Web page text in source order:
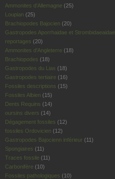
Ammonites d'Allemagne (25)
Loupian (25)
Brachiopodes Bajocien (20)
Gastropodes Aporrhaidae et Strombidaeaidae
reportages (20)
Ammonites d'Angleterre (18)
Brachiopodes (18)
Gastropodes du Lias (18)
Gastropodes tertiaire (16)
Fossiles descriptions (15)
Fossiles Albien (15)
Dents Requins (14)
oursins divers (14)
Dégagement fossiles (12)
fossiles Ordovicien (12)
Gastropodes Bajocienn inférieur (11)
Spongiaires (11)
Traces fossile (11)
Carbonifère (10)
Fossiles pathologiques (10)